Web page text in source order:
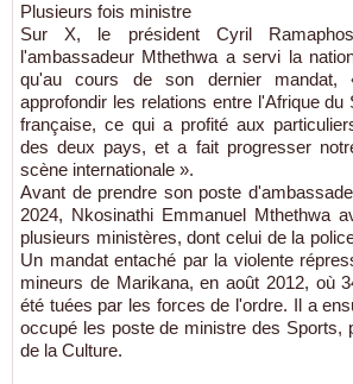
Plusieurs fois ministre
Sur X, le président Cyril
l'ambassadeur Mthethwa a servi la
qu'au cours de son dernier
approfondir les relations entre l'Afrique du
française, ce qui a profité aux
des deux pays, et a fait progresser
scène internationale ».
Avant de prendre son poste
2024, Nkosinathi Emmanuel Mthethwa
plusieurs ministères, dont celui de la
Un mandat entaché par la violente
mineurs de Marikana, en août 2012, où
été tuées par les forces de l'ordre. Il a
occupé les poste de ministre des Sports,
de la Culture.